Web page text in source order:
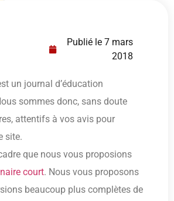
Publié le 7 mars
2018
un journal d’éducation
sommes donc, sans doute
attentifs à vos avis pour
site.
que nous vous proposions
court. Nous vous proposons
beaucoup plus complètes de